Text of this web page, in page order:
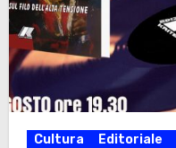
Cultura Editoriale